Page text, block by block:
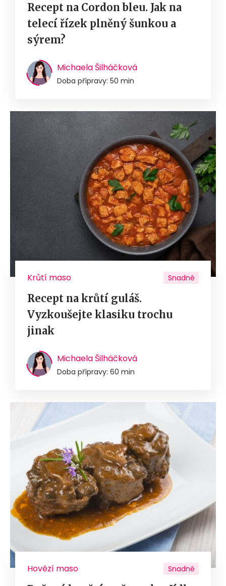
Recept na Cordon bleu. Jak na
telecí řízek plněný šunkou a
sýrem?
Michaela Šilháčková
Doba přípravy: 50 min
Krůtí maso Snadné
Recept na krůtí guláš.
Vyzkoušejte klasiku trochu
jinak
Michaela Šilháčková
Doba přípravy: 60 min
Hovězí maso Snadné